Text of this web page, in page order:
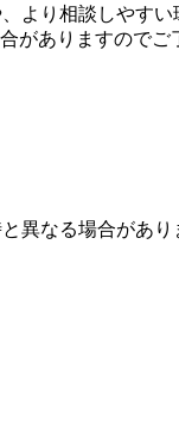
より相談しやす
がありますのでご
異なる場合があ